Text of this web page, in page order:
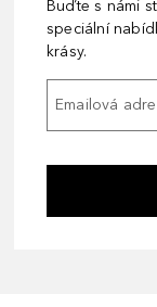
Buďte s námi
speciální
krásy.
Emailová